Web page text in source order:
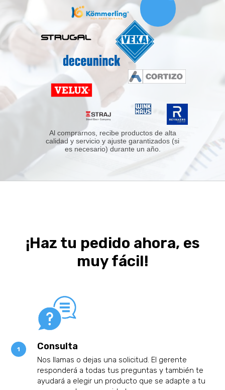
Al comprarnos, recibe productos de alta
calidad y servicio y ajuste garantizados (si
es necesario) durante un año.
¡Haz tu pedido ahora, es
muy fácil!
Consulta
Nos llamas o dejas una solicitud. El gerente
responderá a todas tus preguntas y también te
ayudará a elegir un producto que se adapte a tu